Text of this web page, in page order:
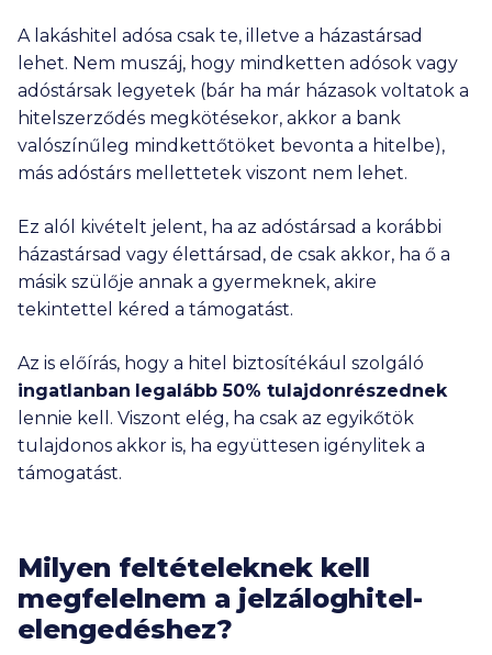
A lakáshitel adósa csak te, illetve a házastársad
lehet. Nem muszáj, hogy mindketten adósok vagy
adóstársak legyetek (bár ha már házasok voltatok a
hitelszerződés megkötésekor, akkor a bank
valószínűleg mindkettőtöket bevonta a hitelbe),
más adóstárs mellettetek viszont nem lehet.
Ez alól kivételt jelent, ha az adóstársad a korábbi
házastársad vagy élettársad, de csak akkor, ha ő a
másik szülője annak a gyermeknek, akire
tekintettel kéred a támogatást.
Az is előírás, hogy a hitel biztosítékául szolgáló
ingatlanban legalább 50% tulajdonrészednek
lennie kell. Viszont elég, ha csak az egyikőtök
tulajdonos akkor is, ha együttesen igénylitek a
támogatást.
Milyen feltételeknek kell
megfelelnem a jelzáloghitel-
elengedéshez?